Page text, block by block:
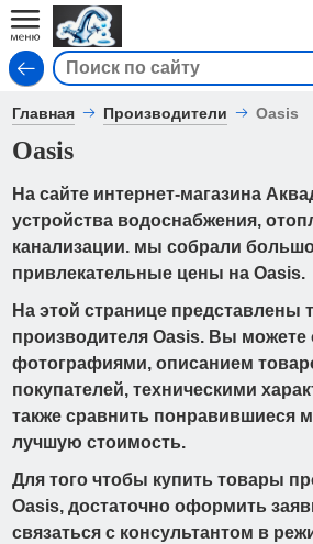
Главная Производители Oasis
Oasis
На сайте интернет-магазина
устройства водоснабжения,
канализации. мы собрали
привлекательные цены на Oasis.
На этой странице представлены
производителя Oasis. Вы можете
фотографиями, описанием
покупателей, техническими
также сравнить понравившиеся
лучшую стоимость.
Для того чтобы купить товары
Oasis, достаточно оформить
связаться с консультантом в